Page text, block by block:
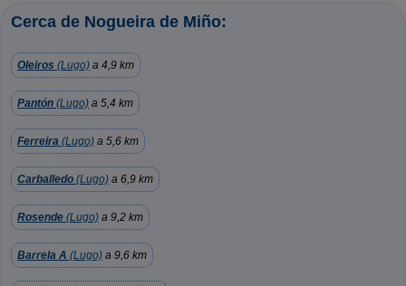
Cerca de Nogueira de Miño:
Oleiros (Lugo) a 4,9 km
Pantón (Lugo) a 5,4 km
Ferreira (Lugo) a 5,6 km
Carballedo (Lugo) a 6,9 km
Rosende (Lugo) a 9,2 km
Barrela A (Lugo) a 9,6 km